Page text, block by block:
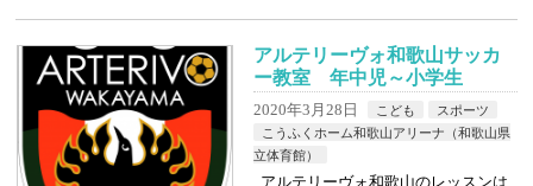
アルテリーヴォ和歌山サッカ
ー教室 年中児～小学生
2020年3月28日 こども
スポーツ
こうふくホーム和歌山アリーナ（和歌山県
立体育館）
アルテリーヴォ和歌山のレッスンは